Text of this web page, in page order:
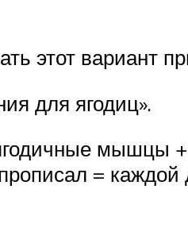
этот вариант
для ягодиц».
мышцы
= каждой